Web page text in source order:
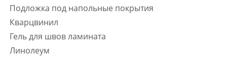
Подложка под напольные покрытия
Кварцвинил
Гель для швов ламината
Линолеум